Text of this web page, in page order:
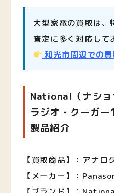
大型家電の買取は、
査定に多く対応して
和光市周辺での
National（ナショ
ラジオ・クーガ
製品紹介
【買取商品】：アナロ
【メーカー】：